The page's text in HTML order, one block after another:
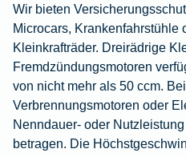
Wir bieten
Microcars, Krankenfahrstühle
Kleinkrafträder. Dreirädrige
Fremdzündungsmotoren
von nicht mehr als 50 ccm.
Verbrennungsmotoren oder
Nenndauer- oder
betragen. Die